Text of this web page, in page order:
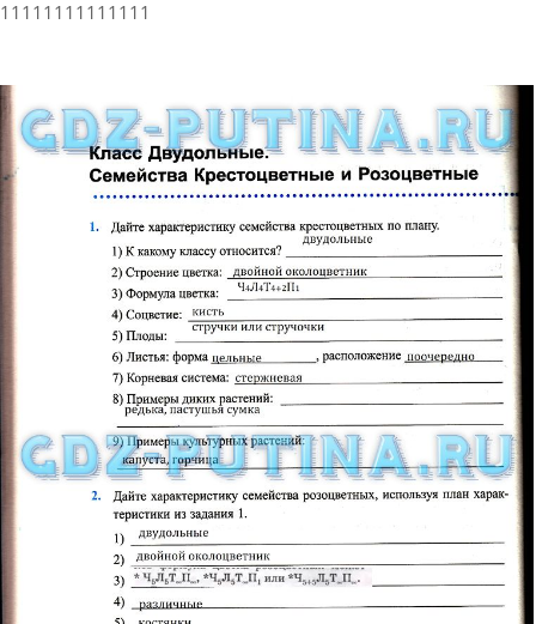
11111111111111